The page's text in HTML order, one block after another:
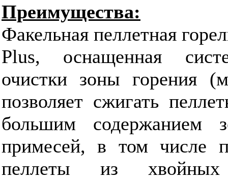
Преимущества:
Факельная пеллетная
Plus, оснащенная
очистки зоны горения
позволяет сжигать
большим содержанием
примесей, в том числе
пеллеты из